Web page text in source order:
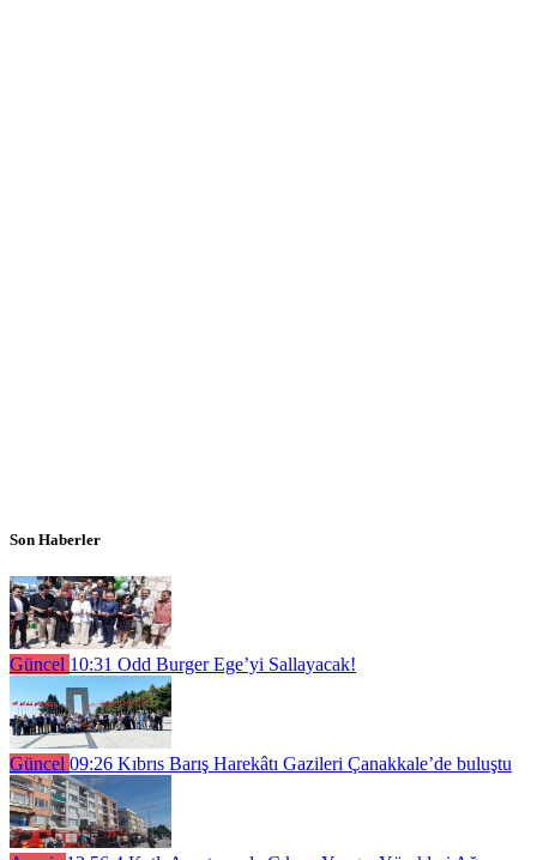
Son Haberler
Güncel 10:31 Odd Burger Ege’yi Sallayacak!
Güncel 09:26 Kıbrıs Barış Harekâtı Gazileri Çanakkale’de buluştu